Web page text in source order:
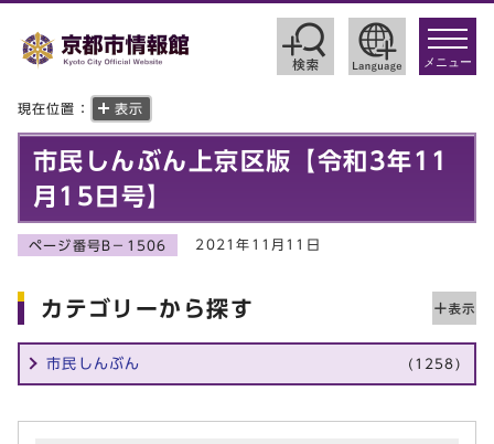
toggle
メニュー
現在位置： 表示
市民しんぶん上京区版【令和3年11
月15日号】
ページ番号B－1506 2021年11月11日
カテゴリーから探す
市民しんぶん (1258)